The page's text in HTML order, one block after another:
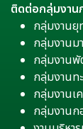
ติดต่อกลุ่มงาน
กลุ่มงานยุ
กลุ่มงานม
กลุ่มงานพั
กลุ่มงานท
กลุ่มงานเ
กลุ่มงานก